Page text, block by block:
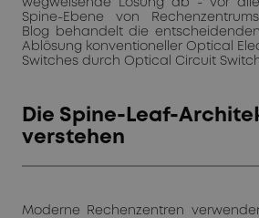
wegweisende Lösung ab - vor
Spine-Ebene von
Blog behandelt die
Ablösung konventioneller Optical
Switches durch Optical Circuit
Die Spine-Leaf-
verstehen
Moderne Rechenzentren